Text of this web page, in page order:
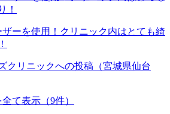
ーを使用！クリニック内はとても綺
クリニックへの投稿（宮城県仙台
て表示（9件）